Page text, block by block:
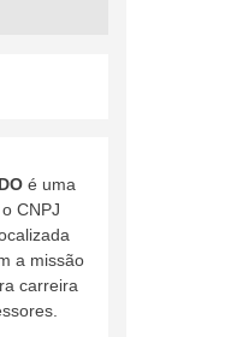
é uma
CNPJ
a missão
carreira